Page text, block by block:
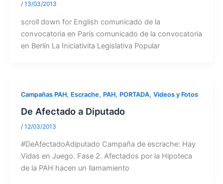
/ 13/03/2013
scroll down for English comunicado de la
convocatoria en París comunicado de la convocatoria
en Berlín La Iniciativita Legislativa Popular
Campañas PAH, Escrache, PAH, PORTADA, Videos y Fotos
De Afectado a Diputado
/ 12/03/2013
#DeAfectadoAdiputado Campaña de escrache: Hay
Vidas en Juego. Fase 2. Afectados por la Hipoteca
de la PAH hacen un llamamiento